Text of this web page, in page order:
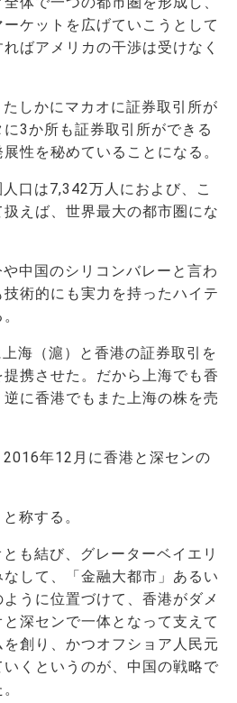
ケットを広げていこうとして
ばアメリカの干渉は受けなく
しかにマカオに証券取引所が
3か所も証券取引所ができる
性を秘めていることになる。
口は7,342万人におよび、こ
えば、世界最大の都市圏にな
中国のシリコンバレーと言わ
術的にも実力を持ったハイテ
海（滬）と香港の証券取引を
携させた。だから上海でも香
に香港でもまた上海の株を売
年12月に香港と深センの
称する。
も結び、グレーターベイエリ
して、「金融大都市」あるい
うに位置づけて、香港がダメ
深センで一体となって支えて
創り、かつオフショア人民元
くというのが、中国の戦略で